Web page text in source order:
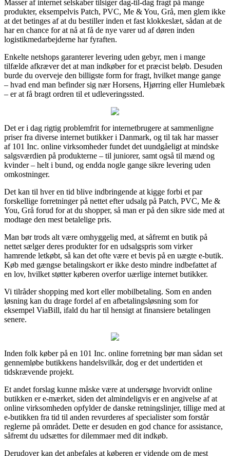
Masser af internet selskaber tilsiger dag-til-dag fragt på mange
produkter, eksempelvis Patch, PVC, Me & You, Grå, men glem ikke
at det betinges af at du bestiller inden et fast klokkeslæt, sådan at de
har en chance for at nå at få de nye varer ud af døren inden
logistikmedarbejderne har fyraften.
Enkelte netshops garanterer levering uden gebyr, men i mange
tilfælde afkræver det at man indkøber for et præcist beløb. Desuden
burde du overveje den billigste form for fragt, hvilket mange gange
– hvad end man befinder sig nær Horsens, Hjørring eller Humlebæk
– er at få bragt ordren til et udleveringssted.
Det er i dag rigtig problemfrit for internetbrugere at sammenligne
priser fra diverse internet butikker i Danmark, og til tak har masser
af 101 Inc. online virksomheder fundet det uundgåeligt at mindske
salgsværdien på produkterne – til juniorer, samt også til mænd og
kvinder – helt i bund, og endda nogle gange sikre levering uden
omkostninger.
Det kan til hver en tid blive indbringende at kigge forbi et par
forskellige forretninger på nettet efter udsalg på Patch, PVC, Me &
You, Grå forud for at du shopper, så man er på den sikre side med at
modtage den mest betalelige pris.
Man bør trods alt være omhyggelig med, at såfremt en butik på
nettet sælger deres produkter for en udsalgspris som virker
hamrende letkøbt, så kan det ofte være et bevis på en uægte e-butik.
Køb med gængse betalingskort er ikke desto mindre indbefattet af
en lov, hvilket støtter køberen overfor uærlige internet butikker.
Vi tilråder shopping med kort eller mobilbetaling. Som en anden
løsning kan du drage fordel af en afbetalingsløsning som for
eksempel ViaBill, ifald du har til hensigt at finansiere betalingen
senere.
Inden folk køber på en 101 Inc. online forretning bør man sådan set
gennemløbe butikkens handelsvilkår, dog er det undertiden et
tidskrævende projekt.
Et andet forslag kunne måske være at undersøge hvorvidt online
butikken er e-mærket, siden det almindeligvis er en angivelse af at
online virksomheden opfylder de danske retningslinjer, tillige med at
e-butikken fra tid til anden revurderes af specialister som forstår
reglerne på området. Dette er desuden en god chance for assistance,
såfremt du udsættes for dilemmaer med dit indkøb.
Derudover kan det anbefales at køberen er vidende om de mest